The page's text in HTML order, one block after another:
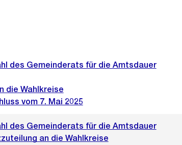
des Gemeinderats für die Amtsdauer
die Wahlkreise
vom 7. Mai 2025
des Gemeinderats für die Amtsdauer
an die Wahlkreise